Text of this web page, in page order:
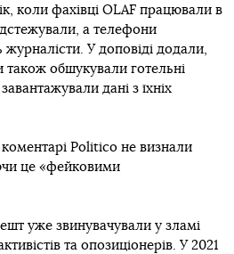
коли фахівці OLAF працювали в
а телефони
У доповіді додали,
обшукували готельні
дані з їхніх
Politico не визнали
це «фейковими
уже звинувачували у зламі
та опозиціонерів. У 2021